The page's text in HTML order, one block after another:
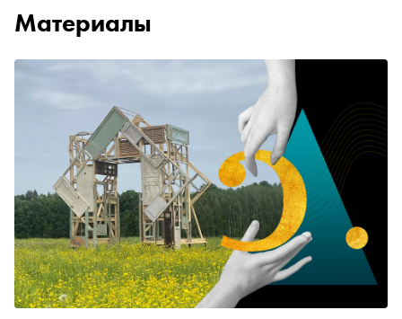
Материалы